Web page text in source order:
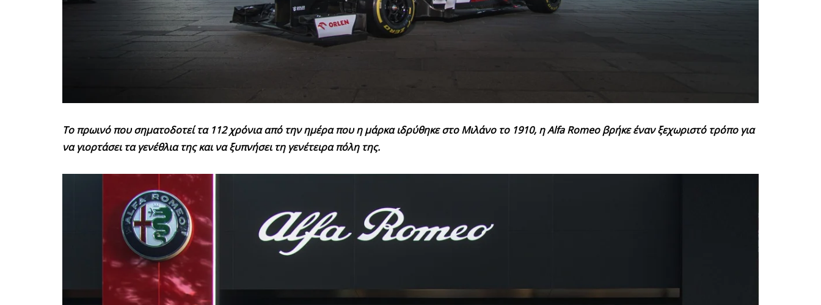
Το πρωινό που σηματοδοτεί τα 112 χρόνια από την ημέρα που η μάρκα ιδρύθηκε στο Μιλάνο το 1910, ηAlfa Romeo βρήκε έναν ξεχωριστό τρόπο για
να γιορτάσει τα γενέθλια της και να ξυπνήσει τη γενέτειρα πόλη της.